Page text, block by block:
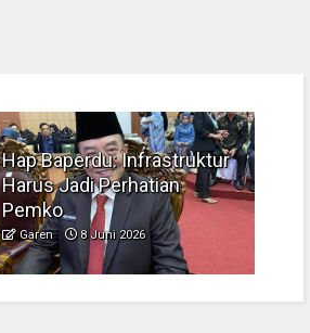
Hap Baperdu: Infrastruktur
Harus Jadi Perhatian
Pemko
Garen 8 Juni 2026